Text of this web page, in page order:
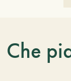
Che